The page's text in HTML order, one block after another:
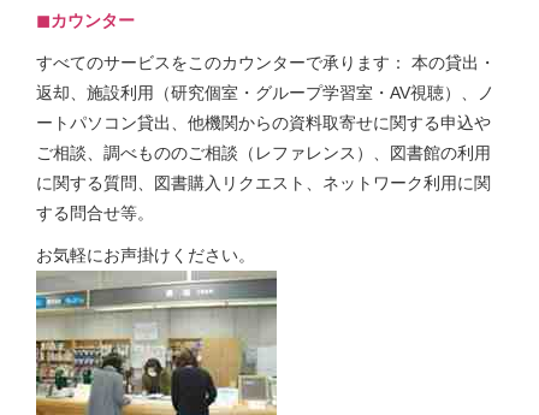
◼︎カウンター
すべてのサービスをこのカウンターで承ります： 本の貸出・
返却、施設利用（研究個室・グループ学習室・AV視聴）、ノ
ートパソコン貸出、他機関からの資料取寄せに関する申込や
ご相談、調べもののご相談（レファレンス）、図書館の利用
に関する質問、図書購入リクエスト、ネットワーク利用に関
する問合せ等。
お気軽にお声掛けください。